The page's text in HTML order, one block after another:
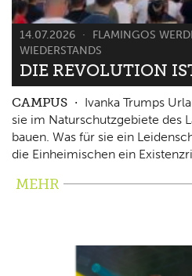
14.07.2026
FLAMINGOS
WIEDERSTANDS
DIE REVOLUTION
CAMPUS
Ivanka Trumps
sie im Naturschutzgebiete des
bauen. Was für sie ein
die Einheimischen ein
MEHR